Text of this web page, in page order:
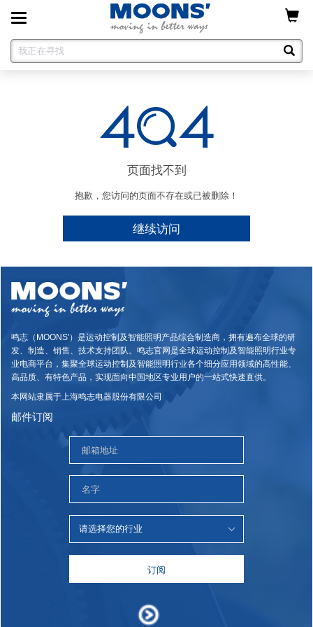
Toggle
navigation
页面找不到
抱歉，您访问的页面不存在或已被删除！
继续访问
鸣志（MOONS'）是运动控制及智能照明产品综合制造商，拥有遍布全球的研
发、制造、销售、技术支持团队。鸣志官网是全球运动控制及智能照明行业专
业电商平台，集聚全球运动控制及智能照明行业各个细分应用领域的高性能、
高品质、有特色产品，实现面向中国地区专业用户的一站式快速直供。
本网站隶属于上海鸣志电器股份有限公司
邮件订阅
订阅